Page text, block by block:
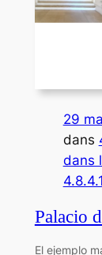
29
dans
dans
Palacio
El ejemplo